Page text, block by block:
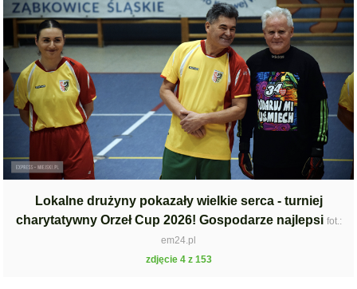
Lokalne drużyny pokazały wielkie serca - turniej
charytatywny Orzeł Cup 2026! Gospodarze najlepsi fot.:
em24.pl
zdjęcie 4 z 153